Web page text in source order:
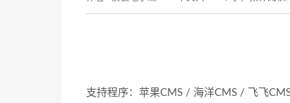
支持程序：苹果CMS / 海洋CMS / 飞飞